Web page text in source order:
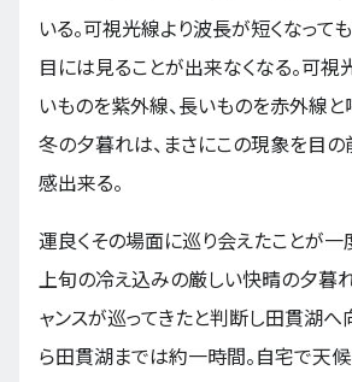
いる。可視光線より波長が短くなって
目には見ることが出来なくなる。可視
いものを紫外線、長いものを赤外線と
冬の夕暮れは、まさにこの現象を目の
感出来る。
運良くその場面に巡り会えたことが一
上旬の冷え込みの厳しい快晴の夕暮
ャンスが巡ってきたと判断し田貫湖へ
ら田貫湖までは約一時間。自宅で天